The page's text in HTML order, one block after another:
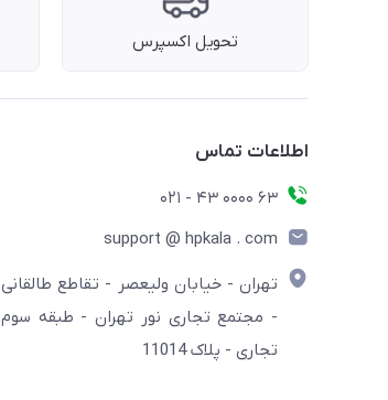
تحویل اکسپرس
اطلاعات تماس
63 0000 43 - 021
support @ hpkala . com
تهران - خیابان ولیعصر - تقاطع طالقانی
- مجتمع تجاری نور تهران - طبقه سوم
تجاری - پلاک 11014